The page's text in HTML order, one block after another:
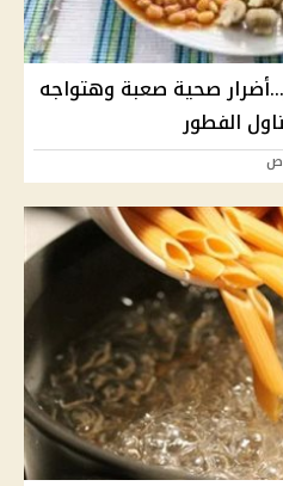
صحية صعبة وهتواجه
الفطور